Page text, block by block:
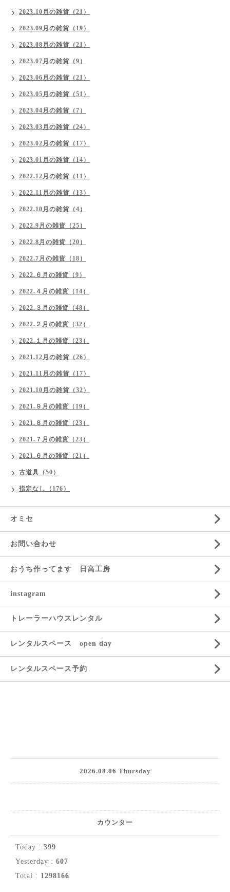
2023.10月の雑貨（21）
2023.09月の雑貨（19）
2023.08月の雑貨（21）
2023.07月の雑貨（9）
2023.06月の雑貨（21）
2023.05月の雑貨（51）
2023.04月の雑貨（7）
2023.03月の雑貨（24）
2023.02月の雑貨（17）
2023.01月の雑貨（14）
2022.12月の雑貨（11）
2022.11月の雑貨（13）
2022.10月の雑貨（4）
2022.9月の雑貨（25）
2022.8月の雑貨（20）
2022.7月の雑貨（18）
2022.６月の雑貨（9）
2022.４月の雑貨（14）
2022.３月の雑貨（48）
2022.２月の雑貨（32）
2022.１月の雑貨（23）
2021.12月の雑貨（26）
2021.11月の雑貨（17）
2021.10月の雑貨（32）
2021.９月の雑貨（19）
2021.８月の雑貨（23）
2021.７月の雑貨（23）
2021.６月の雑貨（21）
古道具（50）
指定なし（176）
オミセ
お問い合わせ
おうち作ってます 日高工房
instagram
トレーラーハウスレンタル
レンタルスペース open day
レンタルスペース予約
2026.08.06 Thursday
カウンター
Today : 399
Yesterday : 607
Total : 1298166